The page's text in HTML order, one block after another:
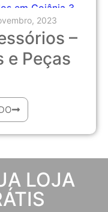
2023
–
e Peças
LOJA